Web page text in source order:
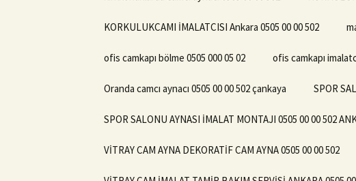
KORKULUKCAMI İMALATCISI Ankara 0505 00 00 502
ofis camkapı bölme 0505 000 05 02 ofis camkapı
Oranda camcı aynacı 0505 00 00 502 çankaya SPOR
SPOR SALONU AYNASI İMALAT MONTAJI 0505 00 00 502
VİTRAY CAM AYNA DEKORATİF CAM AYNA 0505 00 00 502